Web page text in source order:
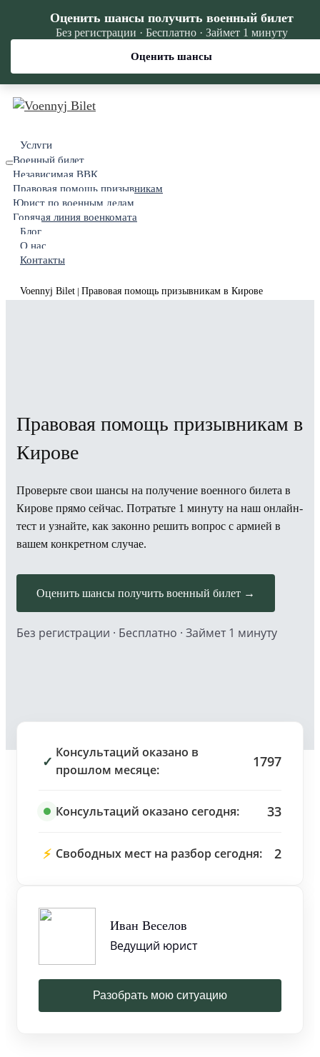
Услуги
Военный билет
Независимая ВВК
Правовая помощь призывникам
Юрист по военным делам
Горячая линия военкомата
Блог
О нас
Контакты
Voennyj Bilet Правовая помощь призывникам в Кирове
Правовая помощь призывникам в
Кирове
Проверьте свои шансы на получение военного билета в
Кирове прямо сейчас. Потратьте 1 минуту на наш онлайн-
тест и узнайте, как законно решить вопрос с армией в
вашем конкретном случае.
Оценить шансы получить военный билет →
Без регистрации · Бесплатно · Займет 1 минуту
✓
Консультаций оказано в
прошлом месяце:
1797
Консультаций оказано сегодня: 33
⚡ Свободных мест на разбор сегодня: 2
Иван Веселов
Ведущий юрист
Разобрать мою ситуацию
Оценить шансы получить военный билет
Без регистрации · Бесплатно · Займет 1 минуту
Оценить шансы